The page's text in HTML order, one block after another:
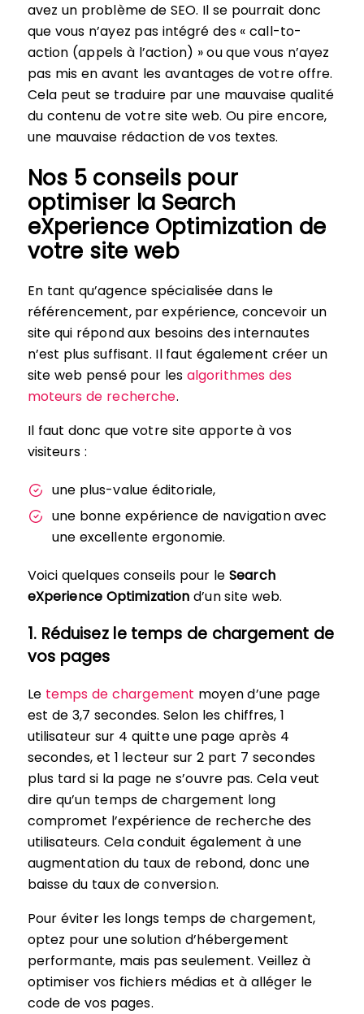
avez un problème de SEO. Il se pourrait donc
que vous n’ayez pas intégré des « call-to-
action (appels à l’action) » ou que vous n’ayez
pas mis en avant les avantages de votre offre.
Cela peut se traduire par une mauvaise qualité
du contenu de votre site web. Ou pire encore,
une mauvaise rédaction de vos textes.
Nos 5 conseils pour
optimiser la Search
eXperience Optimization de
votre site web
En tant qu’agence spécialisée dans le
référencement, par expérience, concevoir un
site qui répond aux besoins des internautes
n’est plus suffisant. Il faut également créer un
site web pensé pour les algorithmes des
moteurs de recherche.
Il faut donc que votre site apporte à vos
visiteurs :
une plus-value éditoriale,
une bonne expérience de navigation avec
une excellente ergonomie.
Voici quelques conseils pour le Search
eXperience Optimization d’un site web.
1. Réduisez le temps de chargement de
vos pages
Le temps de chargement moyen d’une page
est de 3,7 secondes. Selon les chiffres, 1
utilisateur sur 4 quitte une page après 4
secondes, et 1 lecteur sur 2 part 7 secondes
plus tard si la page ne s’ouvre pas. Cela veut
dire qu’un temps de chargement long
compromet l’expérience de recherche des
utilisateurs. Cela conduit également à une
augmentation du taux de rebond, donc une
baisse du taux de conversion.
Pour éviter les longs temps de chargement,
optez pour une solution d’hébergement
performante, mais pas seulement. Veillez à
optimiser vos fichiers médias et à alléger le
code de vos pages.